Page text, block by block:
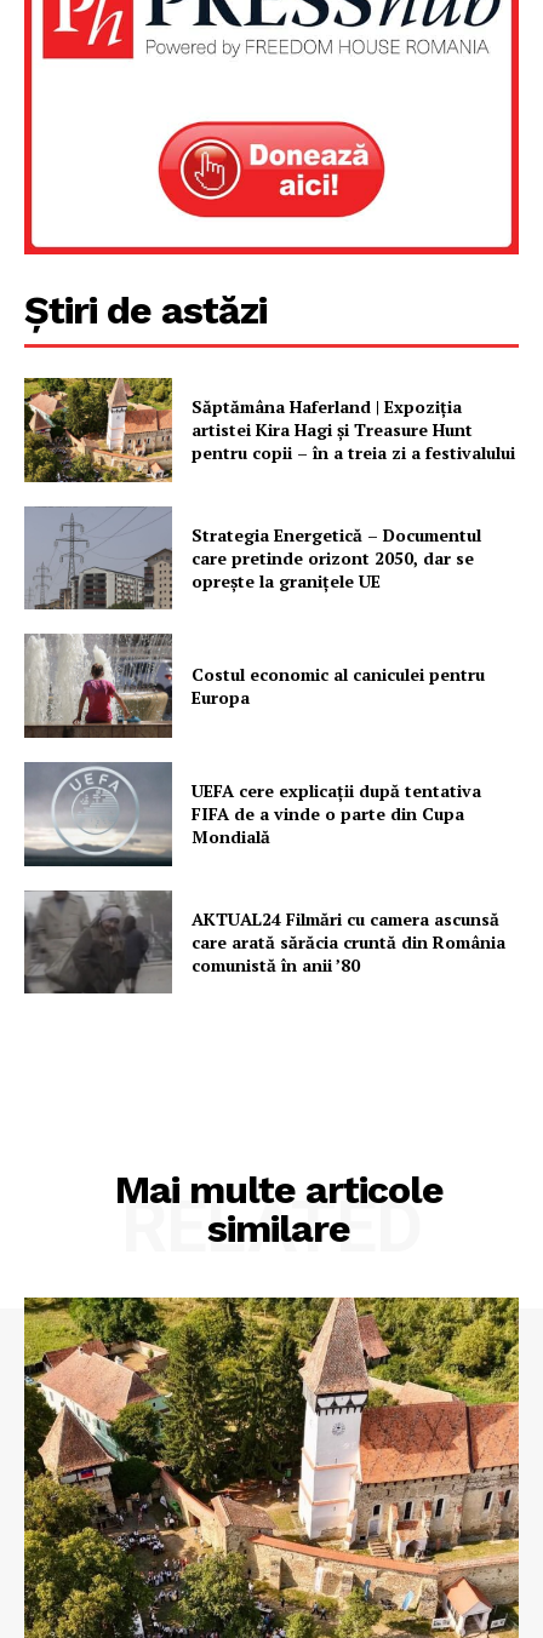
Un proiect
PRESShub
Proiecte editoriale
Rețea
Contact
Știri de astăzi
Săptămâna Haferland | Expoziţia
artistei Kira Hagi şi Treasure Hunt
pentru copii – în a treia zi a festivalului
Strategia Energetică – Documentul
care pretinde orizont 2050, dar se
oprește la granițele UE
Costul economic al caniculei pentru
Europa
UEFA cere explicații după tentativa
FIFA de a vinde o parte din Cupa
Mondială
AKTUAL24 Filmări cu camera ascunsă
care arată sărăcia cruntă din România
comunistă în anii ’80
Mai multe articole
similare
RELATED